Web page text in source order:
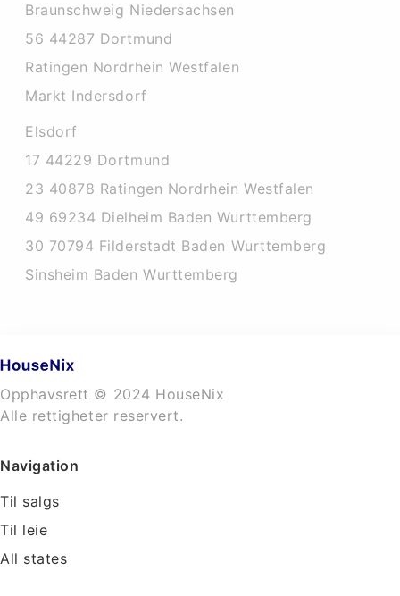
Braunschweig Niedersachsen
56 44287 Dortmund
Ratingen Nordrhein Westfalen
Markt Indersdorf
Elsdorf
17 44229 Dortmund
23 40878 Ratingen Nordrhein Westfalen
49 69234 Dielheim Baden Wurttemberg
30 70794 Filderstadt Baden Wurttemberg
Sinsheim Baden Wurttemberg
Opphavsrett © 2024 HouseNix
Alle rettigheter reservert.
Navigation
Til salgs
Til leie
All states